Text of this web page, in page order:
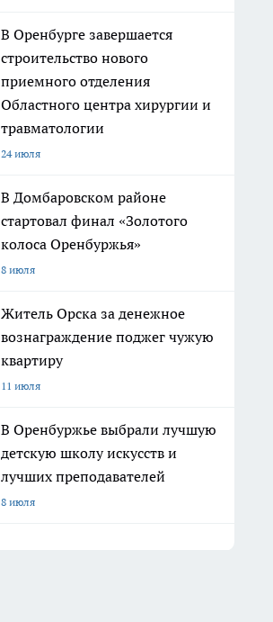
В Оренбурге завершается
строительство нового
приемного отделения
Областного центра хирургии и
травматологии
24 июля
В Домбаровском районе
стартовал финал «Золотого
колоса Оренбуржья»
8 июля
Житель Орска за денежное
вознаграждение поджег чужую
квартиру
11 июля
В Оренбуржье выбрали лучшую
детскую школу искусств и
лучших преподавателей
8 июля